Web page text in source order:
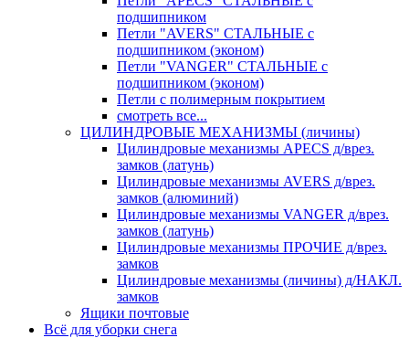
подшипником
Петли "AVERS" СТАЛЬНЫЕ с
подшипником (эконом)
Петли "VANGER" СТАЛЬНЫЕ с
подшипником (эконом)
Петли с полимерным покрытием
смотреть все...
ЦИЛИНДРОВЫЕ МЕХАНИЗМЫ (личины)
Цилиндровые механизмы APECS д/врез.
замков (латунь)
Цилиндровые механизмы AVERS д/врез.
замков (алюминий)
Цилиндровые механизмы VANGER д/врез.
замков (латунь)
Цилиндровые механизмы ПРОЧИЕ д/врез.
замков
Цилиндровые механизмы (личины) д/НАКЛ.
замков
Ящики почтовые
Всё для уборки снега